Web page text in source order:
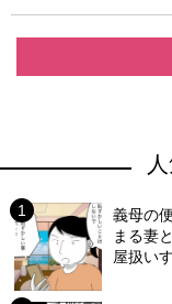
義母の
まる妻
屋扱い